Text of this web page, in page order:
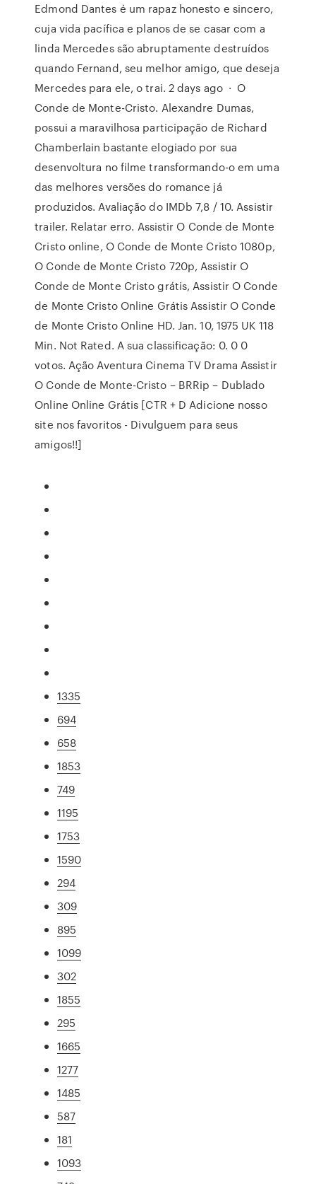
Edmond Dantes é um rapaz honesto e sincero,
cuja vida pacífica e planos de se casar com a
linda Mercedes são abruptamente destruídos
quando Fernand, seu melhor amigo, que deseja
Mercedes para ele, o trai. 2 days ago · O
Conde de Monte-Cristo. Alexandre Dumas,
possui a maravilhosa participação de Richard
Chamberlain bastante elogiado por sua
desenvoltura no filme transformando-o em uma
das melhores versões do romance já
produzidos. Avaliação do IMDb 7,8 / 10. Assistir
trailer. Relatar erro. Assistir O Conde de Monte
Cristo online, O Conde de Monte Cristo 1080p,
O Conde de Monte Cristo 720p, Assistir O
Conde de Monte Cristo grátis, Assistir O Conde
de Monte Cristo Online Grátis Assistir O Conde
de Monte Cristo Online HD. Jan. 10, 1975 UK 118
Min. Not Rated. A sua classificação: 0. 0 0
votos. Ação Aventura Cinema TV Drama Assistir
O Conde de Monte-Cristo – BRRip – Dublado
Online Online Grátis [CTR + D Adicione nosso
site nos favoritos - Divulguem para seus
amigos!!]
1335
694
658
1853
749
1195
1753
1590
294
309
895
1099
302
1855
295
1665
1277
1485
587
181
1093